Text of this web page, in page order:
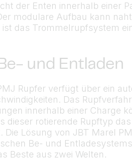
der Enten innerhalb
modulare Aufbau kann
das Trommelrupfsystem
und Entladen
Rupfer verfügt über ein
Das
innerhalb einer Charge
dieser rotierende Rupftyp
Die Lösung von JBT Marel
Be- und
Beste aus zwei Welten.